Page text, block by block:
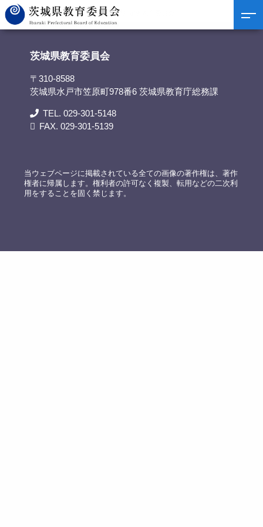
茨城県教育委員会>議事録>令和6年3月定例教育委員会
茨城県教育委員会
〒310-8588
茨城県水戸市笠原町978番6 茨城県教育庁総務課
TEL. 029-301-5148
FAX. 029-301-5139
当ウェブページに掲載されている全ての画像の著作権は、著作
権者に帰属します。権利者の許可なく複製、転用などの二次利
用をすることを固く禁じます。